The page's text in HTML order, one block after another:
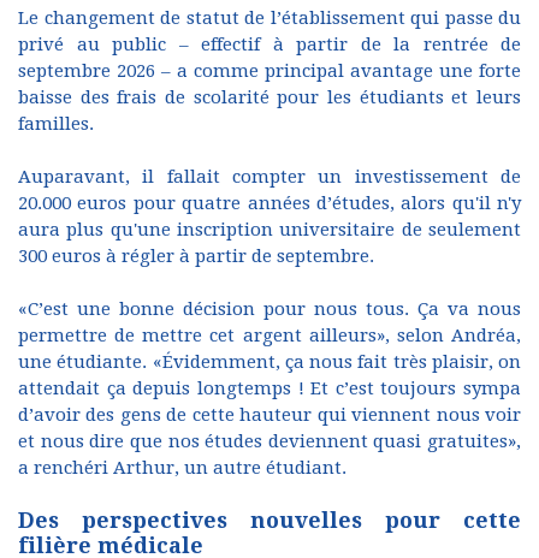
Le changement de statut de l’établissement qui passe du
privé au public – effectif à partir de la rentrée de
septembre 2026 – a comme principal avantage une forte
baisse des frais de scolarité pour les étudiants et leurs
familles.
Auparavant, il fallait compter un investissement de
20.000 euros pour quatre années d’études, alors qu'il n'y
aura plus qu'une inscription universitaire de seulement
300 euros à régler à partir de septembre.
«C’est une bonne décision pour nous tous. Ça va nous
permettre de mettre cet argent ailleurs», selon Andréa,
une étudiante. «Évidemment, ça nous fait très plaisir, on
attendait ça depuis longtemps ! Et c’est toujours sympa
d’avoir des gens de cette hauteur qui viennent nous voir
et nous dire que nos études deviennent quasi gratuites»,
a renchéri Arthur, un autre étudiant.
Des perspectives nouvelles pour cette
filière médicale